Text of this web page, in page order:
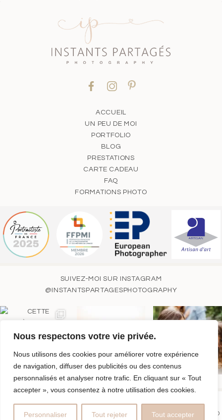
Nous respectons votre vie privée.
Nous utilisons des cookies pour améliorer votre expérience
de navigation, diffuser des publicités ou des contenus
personnalisés et analyser notre trafic. En cliquant sur « Tout
accepter », vous consentez à notre utilisation des cookies.
Personnaliser Tout rejeter Tout accepter
ACCUEIL
UN PEU DE MOI
PORTFOLIO
BLOG
PRESTATIONS
CARTE CADEAU
FAQ
FORMATIONS PHOTO
SUIVEZ-MOI SUR INSTAGRAM
@INSTANTSPARTAGESPHOTOGRAPHY
© MAGALI TOY | INSTANTS PARTAGÉS PHOTOGRAPHY | SIRET
752 322 156 000 15 |
MENTIONS LÉGALES PROPHOTO PHOTO